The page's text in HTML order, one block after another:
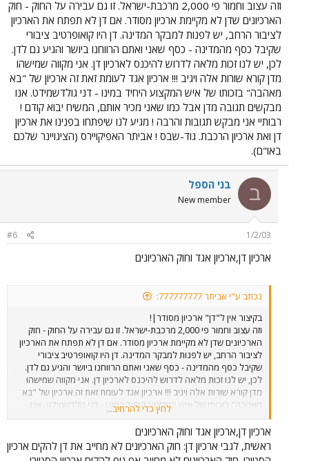
וזה עצוב וחמור פי 2,000 מרכבת-ישראל. זו גם עבירה על החוק - חוק
הארכיונים שדן לא מקיימת ארכיון מסודר. אם דן לא תפתח את הארכיון
לציבור הרחב, יש לפנות למבקר המדינה. דן היו קואופרטיב ציבורי
שקיבל כסף מהמדינה - כסף שאני ואתם הרווחנו ביושר והגיע גם לדן.
לכן, יש לנו זכות מלאה לדרוש להיכנס לארכיון דן. אני מקווה שמישהו
מדן קורא שורות אלה ויגיב !!! ארכיון אגד לעומת זאת זה ארכיון של "בא
מאהבה" בזכותו של איש המקצוע היחיד במינו - דני גולדשמידט. אנו
מבקשים תגובה מדן אבל כמו שאני מכיר אותם, המשיח יבוא קודם !
רבותיי אני מבקש תגובות והרבה ! מגיע לנו שיפתחו בפנינו את ארכיון
דן ואת ארכיון הרכבת. גוד-שבס ! אביתר האפיקויירס (הציגויינר שלכם
באו"ם).
ב בני הספל
New member
1/2/03
#6
ארכיון דן,ארכיון אגד וחוק הארכיונים
נכתב ע"י אביתר 777777777:
בקיצור אין ל"דן" ארכיון מסודר|!
וזה עצוב וחמור פי 2,000 מרכבת-ישראל. זו גם עבירה על החוק - חוק
הארכיונים שדן לא מקיימת ארכיון מסודר. אם דן לא תפתח את הארכיון
לציבור הרחב, יש לפנות למבקר המדינה. דן היו קואופרטיב ציבורי
שקיבל כסף מהמדינה - כסף שאני ואתם הרווחנו ביושר והגיע גם לדן.
לכן, יש לנו זכות מלאה לדרוש להיכנס לארכיון דן. אני מקווה שמישהו
מדן קורא שורות אלה ויגיב !!! ארכיון אגד לעומת זאת זה ארכיון של "בא
מאהבה" בזכותו של איש המקצוע היחיד במינו - דני גולדשמידט. אנו
מבקשים תגובה מדן אבל כמו שאני מכיר אותם, המשיח יבוא קודם !
רבותיי אני מבקש תגובות והרבה ! מגיע לנו שיפתחו בפנינו את ארכיון דן
ואת ארכיון הרכבת. גוד-שבס ! אביתר האפיקויירס (הציגויינר שלכם
באו"ם).
לחץ כדי להרחיב...
ארכיון דן,ארכיון אגד וחוק הארכיונים
ראשית, לגבי ארכיון דן: חוק הארכיונים לא מחייב את דן להקים ארכיון